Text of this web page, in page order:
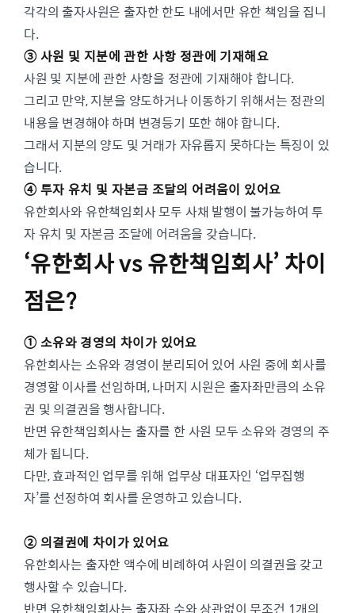
각각의 출자사원은 출자한 한도 내에서만 유한 책임을 집니
다.
③ 사원 및 지분에 관한 사항 정관에 기재해요
사원 및 지분에 관한 사항을 정관에 기재해야 합니다.
그리고 만약, 지분을 양도하거나 이동하기 위해서는 정관의
내용을 변경해야 하며 변경등기 또한 해야 합니다.
그래서 지분의 양도 및 거래가 자유롭지 못하다는 특징이 있
습니다.
④ 투자 유치 및 자본금 조달의 어려움이 있어요
유한회사와 유한책임회사 모두 사채 발행이 불가능하여 투
자 유치 및 자본금 조달에 어려움을 갖습니다.
‘유한회사 vs 유한책임회사’ 차이
점은?
① 소유와 경영의 차이가 있어요
유한회사는 소유와 경영이 분리되어 있어 사원 중에 회사를
경영할 이사를 선임하며, 나머지 시원은 출자좌만큼의 소유
권 및 의결권을 행사합니다.
반면 유한책임회사는 출자를 한 사원 모두 소유와 경영의 주
체가 됩니다.
다만, 효과적인 업무를 위해 업무상 대표자인 ‘업무집행
자’를 선정하여 회사를 운영하고 있습니다.
② 의결권에 차이가 있어요
유한회사는 출자한 액수에 비례하여 사원이 의결권을 갖고
행사할 수 있습니다.
반면 유한책임회사는 출자좌 수와 상관없이 무조건 1개의